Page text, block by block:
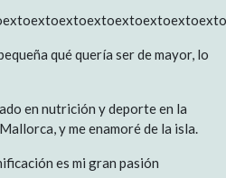
qué quería ser de mayor, lo
en nutrición y deporte en la
y me enamoré de la isla.
es mi gran pasión